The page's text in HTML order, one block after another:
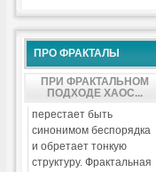
ПРО ФРАКТАЛЫ
ПРИ ФРАКТАЛЬНОМ
ПОДХОДЕ ХАОС...
перестает быть
синонимом беспорядка
и обретает тонкую
структуру. Фрактальная